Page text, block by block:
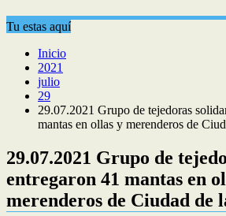
Tu estas aquí
Inicio
2021
julio
29
29.07.2021 Grupo de tejedoras
mantas en ollas y merenderos de
29.07.2021 Grupo de
entregaron 41 mantas en
merenderos de Ciudad de